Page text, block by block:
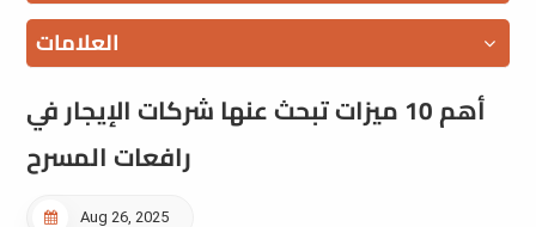
العلامات
أهم 10 ميزات تبحث عنها شركات الإيجار في
رافعات المسرح
Aug 26, 2025